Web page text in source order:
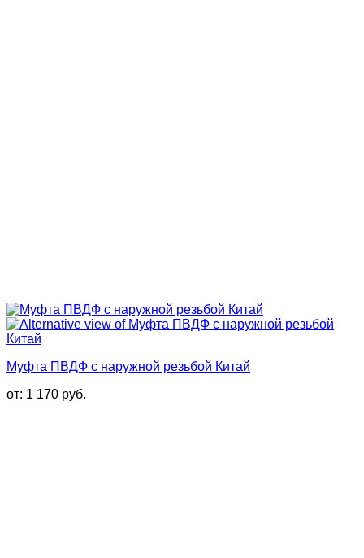
Муфта ПВДФ с наружной резьбой Китай
от: 1 170 руб.